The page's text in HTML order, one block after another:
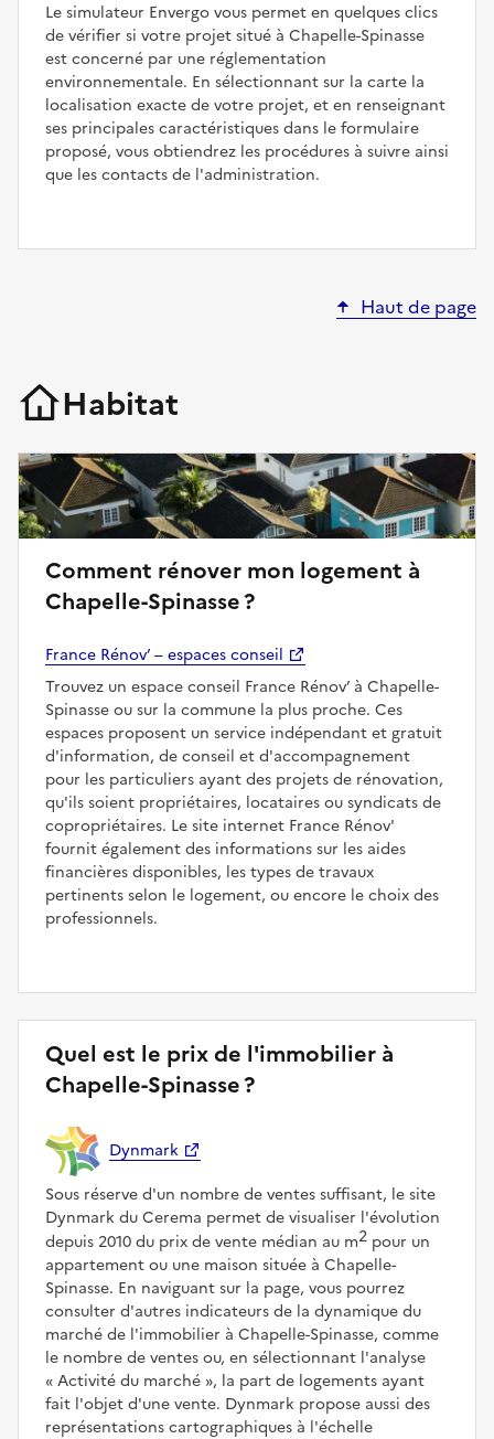
Le simulateur Envergo vous permet en quelques clics
de vérifier si votre projet situé à Chapelle-Spinasse
est concerné par une réglementation
environnementale. En sélectionnant sur la carte la
localisation exacte de votre projet, et en renseignant
ses principales caractéristiques dans le formulaire
proposé, vous obtiendrez les procédures à suivre ainsi
que les contacts de l'administration.
Haut de page
Habitat
Comment rénover mon logement à
Chapelle-Spinasse ?
France Rénov’ – espaces conseil
Trouvez un espace conseil France Rénov’ à Chapelle-
Spinasse ou sur la commune la plus proche. Ces
espaces proposent un service indépendant et gratuit
d'information, de conseil et d'accompagnement
pour les particuliers ayant des projets de rénovation,
qu'ils soient propriétaires, locataires ou syndicats de
copropriétaires. Le site internet France Rénov'
fournit également des informations sur les aides
financières disponibles, les types de travaux
pertinents selon le logement, ou encore le choix des
professionnels.
Quel est le prix de l'immobilier à
Chapelle-Spinasse ?
Dynmark
Sous réserve d'un nombre de ventes suffisant, le site
Dynmark du Cerema permet de visualiser l'évolution
depuis 2010 du prix de vente médian au m2 pour un
appartement ou une maison située à Chapelle-
Spinasse. En naviguant sur la page, vous pourrez
consulter d'autres indicateurs de la dynamique du
marché de l'immobilier à Chapelle-Spinasse, comme
le nombre de ventes ou, en sélectionnant l'analyse
Activité du marché , la part de logements ayant
fait l'objet d'une vente. Dynmark propose aussi des
représentations cartographiques à l'échelle